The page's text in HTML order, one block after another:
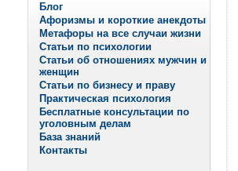
Блог
Афоризмы и короткие анекдоты
Метафоры на все случаи жизни
Статьи по психологии
Статьи об отношениях мужчин и
женщин
Статьи по бизнесу и праву
Практическая психология
Бесплатные консультации по
уголовным делам
База знаний
Контакты